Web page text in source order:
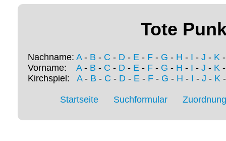
Tote
Nachname: A- B - C - D - E - F - G - H - I - J - K
Vorname: A- B - C - D - E - F - G - H - I - J - K
Kirchspiel: A- B - C - D- E- F- G - H - I - J - K
Startseite Suchformular